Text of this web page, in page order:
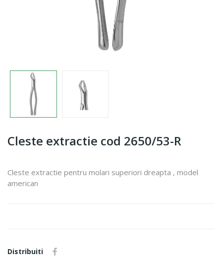
Cleste extractie cod 2650/53-R
Cleste extractie pentru molari superiori dreapta , model
american
Distribuiti